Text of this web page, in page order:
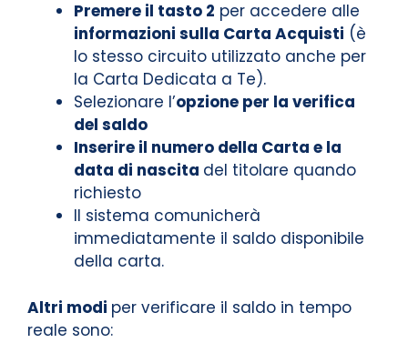
Premere il tasto 2 per accedere alle
informazioni sulla Carta Acquisti (è
lo stesso circuito utilizzato anche per
la Carta Dedicata a Te).
Selezionare l’opzione per la verifica
del saldo
Inserire il numero della Carta e la
data di nascita del titolare quando
richiesto
Il sistema comunicherà
immediatamente il saldo disponibile
della carta.
Altri modi per verificare il saldo in tempo
reale sono: